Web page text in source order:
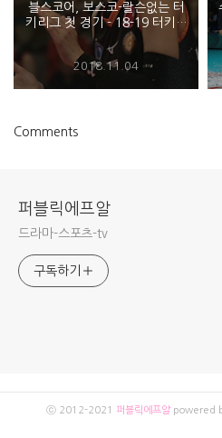
블스코어, 보스코-랄슨없는 터
키리그 첫 경기 - 18-19 터키배
구 술탄 리그 오픈
2018.11.04
Comments
퍼블릭에프알
드라마-스포츠-tv
구독하기
ⓒ 2012-2021 퍼블릭에프알powered